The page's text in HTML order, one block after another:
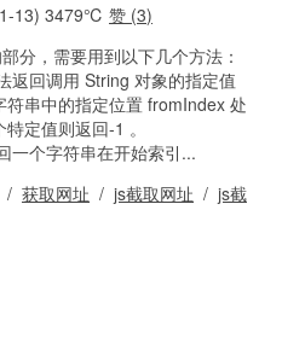
13) 3479℃ 赞 (3)
分，需要用到以下几个方法：
返回调用 String 对象的指定值
串中的指定位置 fromIndex 处
定值则返回-1 。
一个字符串在开始索引...
/ 获取网址 / js截取网址 / js截